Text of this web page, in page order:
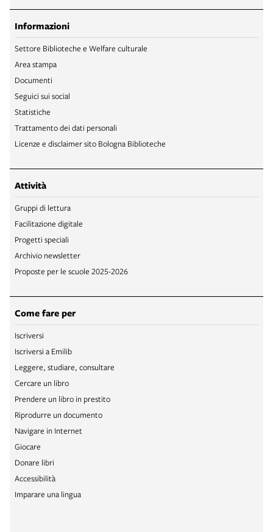
Informazioni
Settore Biblioteche e Welfare culturale
Area stampa
Documenti
Seguici sui social
Statistiche
Trattamento dei dati personali
Licenze e disclaimer sito Bologna Biblioteche
Attività
Gruppi di lettura
Facilitazione digitale
Progetti speciali
Archivio newsletter
Proposte per le scuole 2025-2026
Come fare per
Iscriversi
Iscriversi a Emilib
Leggere, studiare, consultare
Cercare un libro
Prendere un libro in prestito
Riprodurre un documento
Navigare in Internet
Giocare
Donare libri
Accessibilità
Imparare una lingua